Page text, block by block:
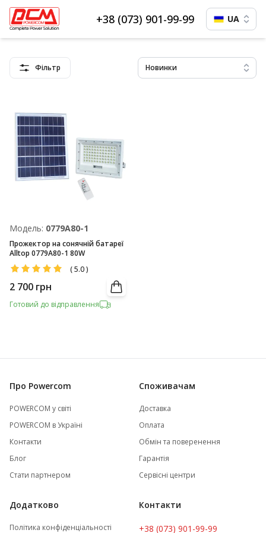
+38 (073) 901-99-99 UA
Фільтр Новинки
Модель: 0779A80-1
Прожектор на сонячній батареї
Alltop 0779A80-1 80W
(5.0)
2 700 грн
Готовий до відправлення
Про Powercom
POWERCOM у світі
POWERCOM в Україні
Контакти
Блог
Стати партнером
Споживачам
Доставка
Оплата
Обмін та поверенення
Гарантія
Сервісні центри
Додатково
Політика конфіденціальності
Контакти
+38 (073) 901-99-99